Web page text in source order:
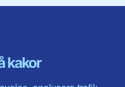
kakorlän
Götaland